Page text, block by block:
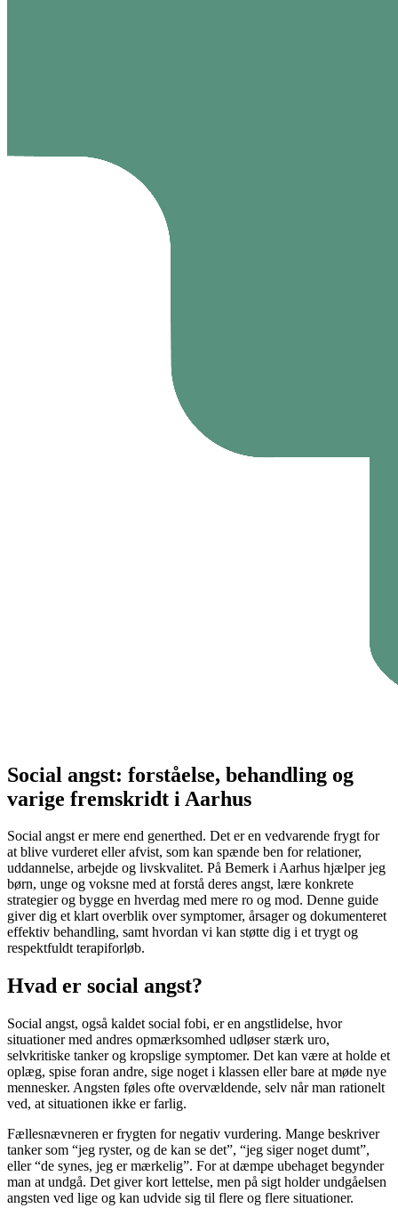
Social angst: forståelse, behandling og
varige fremskridt i Aarhus
Social angst er mere end generthed. Det er en vedvarende frygt for
at blive vurderet eller afvist, som kan spænde ben for relationer,
uddannelse, arbejde og livskvalitet. På Bemerk i Aarhus hjælper jeg
børn, unge og voksne med at forstå deres angst, lære konkrete
strategier og bygge en hverdag med mere ro og mod. Denne guide
giver dig et klart overblik over symptomer, årsager og dokumenteret
effektiv behandling, samt hvordan vi kan støtte dig i et trygt og
respektfuldt terapiforløb.
Hvad er social angst?
Social angst, også kaldet social fobi, er en angstlidelse, hvor
situationer med andres opmærksomhed udløser stærk uro,
selvkritiske tanker og kropslige symptomer. Det kan være at holde et
oplæg, spise foran andre, sige noget i klassen eller bare at møde nye
mennesker. Angsten føles ofte overvældende, selv når man rationelt
ved, at situationen ikke er farlig.
Fællesnævneren er frygten for negativ vurdering. Mange beskriver
tanker som “jeg ryster, og de kan se det”, “jeg siger noget dumt”,
eller “de synes, jeg er mærkelig”. For at dæmpe ubehaget begynder
man at undgå. Det giver kort lettelse, men på sigt holder undgåelsen
angsten ved lige og kan udvide sig til flere og flere situationer.